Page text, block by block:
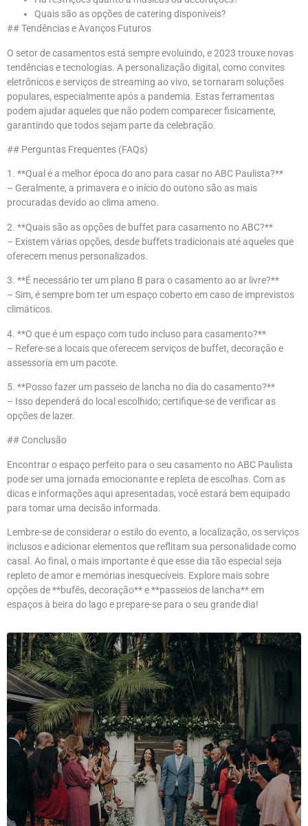
Quais são as opções de catering disponíveis?
## Tendências e Avanços Futuros
O setor de casamentos está sempre evoluindo, e 2023 trouxe novas
tendências e tecnologias. A personalização digital, como convites
eletrônicos e serviços de streaming ao vivo, se tornaram soluções
populares, especialmente após a pandemia. Estas ferramentas
podem ajudar aqueles que não podem comparecer fisicamente,
garantindo que todos sejam parte da celebração.
## Perguntas Frequentes (FAQs)
1. **Qual é a melhor época do ano para casar no ABC Paulista?**
– Geralmente, a primavera e o início do outono são as mais
procuradas devido ao clima ameno.
2. **Quais são as opções de buffet para casamento no ABC?**
– Existem várias opções, desde buffets tradicionais até aqueles que
oferecem menus personalizados.
3. **É necessário ter um plano B para o casamento ao ar livre?**
– Sim, é sempre bom ter um espaço coberto em caso de imprevistos
climáticos.
4. **O que é um espaço com tudo incluso para casamento?**
– Refere-se a locais que oferecem serviços de buffet, decoração e
assessoria em um pacote.
5. **Posso fazer um passeio de lancha no dia do casamento?**
– Isso dependerá do local escolhido; certifique-se de verificar as
opções de lazer.
## Conclusão
Encontrar o espaço perfeito para o seu casamento no ABC Paulista
pode ser uma jornada emocionante e repleta de escolhas. Com as
dicas e informações aqui apresentadas, você estará bem equipado
para tomar uma decisão informada.
Lembre-se de considerar o estilo do evento, a localização, os serviços
inclusos e adicionar elementos que reflitam sua personalidade como
casal. Ao final, o mais importante é que esse dia tão especial seja
repleto de amor e memórias inesquecíveis. Explore mais sobre
opções de **bufês, decoração** e **passeios de lancha** em
espaços à beira do lago e prepare-se para o seu grande dia!